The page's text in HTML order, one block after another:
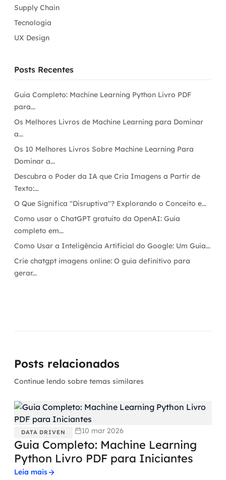
Supply Chain
Tecnologia
UX Design
Posts Recentes
Guia Completo: Machine Learning Python Livro PDF
para...
Os Melhores Livros de Machine Learning para Dominar
a...
Os 10 Melhores Livros Sobre Machine Learning Para
Dominar a...
Descubra o Poder da IA que Cria Imagens a Partir de
Texto:...
O Que Significa "Disruptiva"? Explorando o Conceito e...
Como usar o ChatGPT gratuito da OpenAI: Guia
completo em...
Como Usar a Inteligência Artificial do Google: Um Guia...
Crie chatgpt imagens online: O guia definitivo para
gerar...
Posts relacionados
Continue lendo sobre temas similares
DATA DRIVEN 10 mar 2026
Guia Completo: Machine Learning
Python Livro PDF para Iniciantes
Leia mais